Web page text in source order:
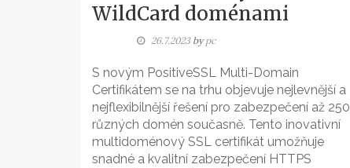
WildCard doménami
26.7.2023bypc
S novým PositiveSSL Multi-Domain
Certifikátem se na trhu objevuje nejlevnější a
nejflexibilnější řešení pro zabezpečení až 250
různých domén současně. Tento inovativní
multidoménový SSL certifikát umožňuje
snadné a kvalitní zabezpečení HTTPS